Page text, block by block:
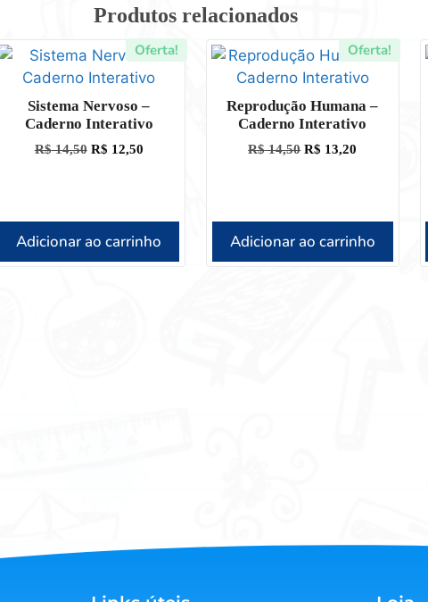
Produtos relacionados
Oferta!
Sistema Nervoso –
Caderno Interativo
R$14,50 R$ 12,50
Adicionar ao carrinho
Oferta!
Reprodução Humana –
Caderno Interativo
R$14,50 R$ 13,20
Adicionar ao carrinho